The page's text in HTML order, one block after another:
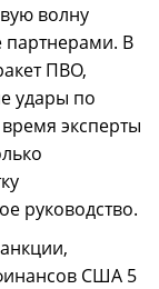
волну
партнерами. В
ПВО,
удары по
эксперты
руководство.
США 5